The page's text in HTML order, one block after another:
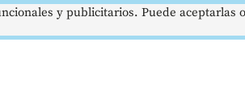
y publicitarios. Puede aceptarlas